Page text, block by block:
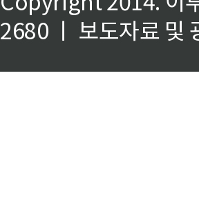
2680 ㅣ 보도자료